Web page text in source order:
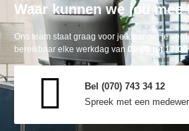
Waar kunnen we jou mee
Ons team staat graag voor je klaar om je
bereikbaar elke werkdag van09:00 tot 17:00
Bel (070) 743 34 12
Spreek met een